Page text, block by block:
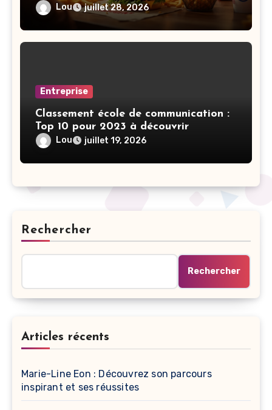
Lou juillet 28, 2026
Entreprise
Classement école de communication :
Top 10 pour 2023 à découvrir
Lou juillet 19, 2026
Rechercher
Rechercher
Articles récents
Marie-Line Eon : Découvrez son parcours
inspirant et ses réussites